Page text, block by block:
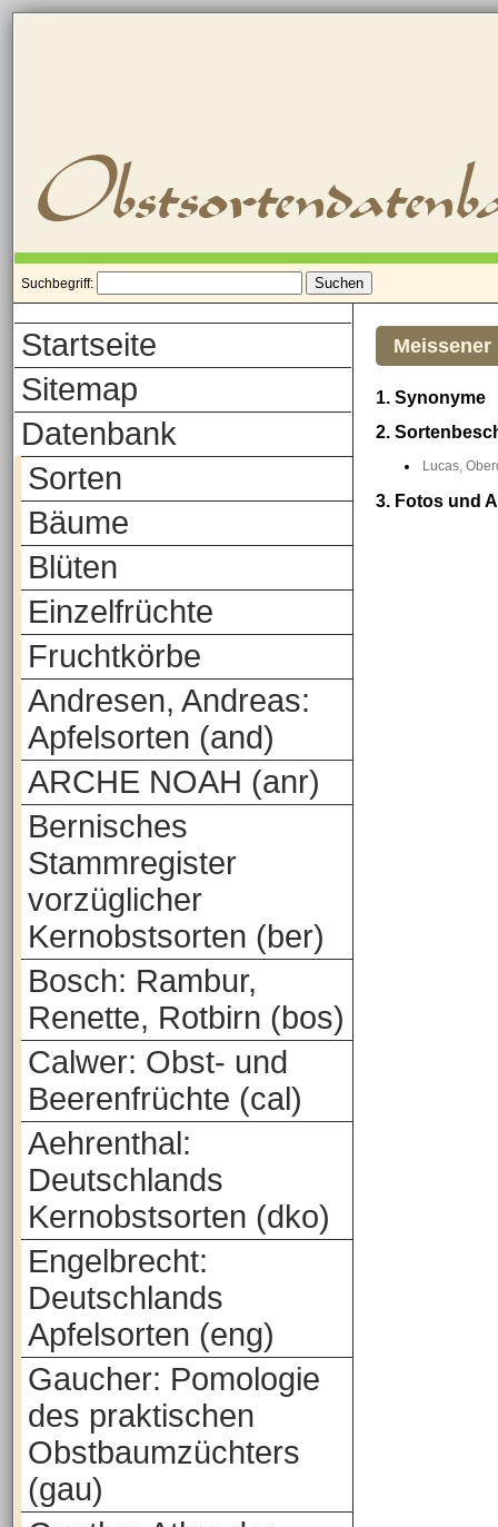
Suchbegriff:
Startseite
Sitemap
Datenbank
Sorten
Bäume
Blüten
Einzelfrüchte
Fruchtkörbe
Andresen, Andreas:
Apfelsorten (and)
ARCHE NOAH (anr)
Bernisches
Stammregister
vorzüglicher
Kernobstsorten (ber)
Bosch: Rambur,
Renette, Rotbirn (bos)
Calwer: Obst- und
Beerenfrüchte (cal)
Aehrenthal:
Deutschlands
Kernobstsorten (dko)
Engelbrecht:
Deutschlands
Apfelsorten (eng)
Gaucher: Pomologie
des praktischen
Obstbaumzüchters
(gau)
1. Synonyme
2.
Lucas,
3. Fotos und